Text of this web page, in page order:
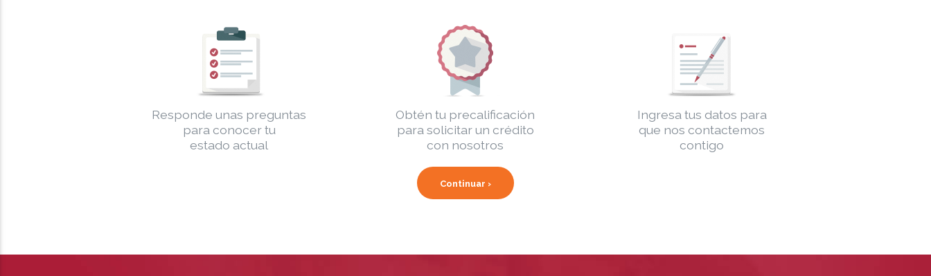
Responde unas preguntas
para conocer tu
estado actual
Obtén tu precalificación
para solicitar un crédito
con nosotros
Ingresa tus datos para
que nos contactemos
contigo
Continuar ›